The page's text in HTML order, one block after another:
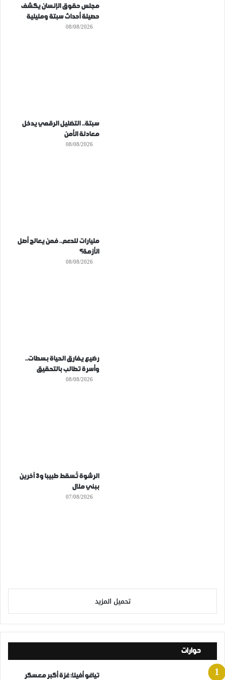
مجلس حقوق الإنسان يكشف
حصيلة أحداث سبتة ومليلية
08/08/2026
سبتة.. التضليل الرقمي يدخل
معادلة الأمن
08/08/2026
مليارات للدعم.. فمن يعالج أصل
الأزمة؟
08/08/2026
رضيع يفارق الحياة بسطات..
وأسرة تطالب بالتحقيق
08/08/2026
الرشوة تُسقط طبيبا و3 آخرين
ببني ملال
07/08/2026
تحميل المزيد
حوارات
تياغو أفيلا: غزة أكبر معسكر